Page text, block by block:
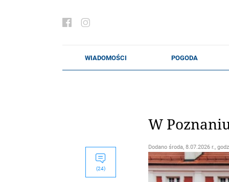
(24)
W
Dodano środa, 8.07.2026 r.,